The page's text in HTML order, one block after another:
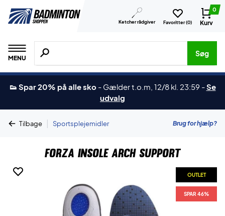
Ketcher rådgiver Favoritter (0)
0
Kurv
MENU
Søg efter produkter, mærker etc.
Søg
👟 Spar 20% på alle sko - Gælder t.o.m, 12/8 kl. 23:59 -Se
udvalg
Tilbage | Sportsplejemidler Brug for hjælp?
Forza Insole Arch Support
OUTLET
SPAR 46%